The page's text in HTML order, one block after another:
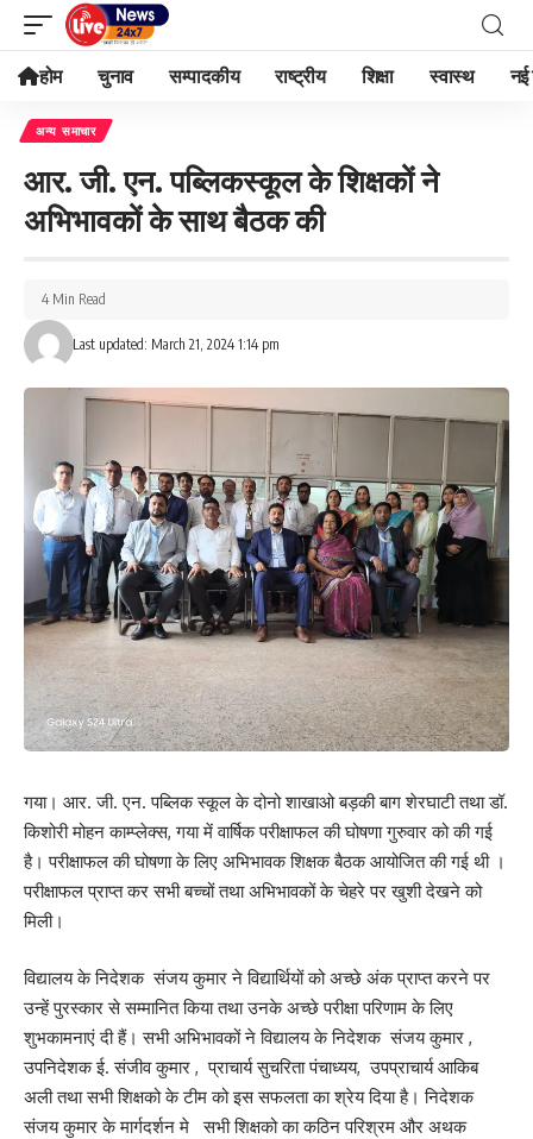
होम चुनाव सम्पादकीय राष्ट्रीय शिक्षा स्वास्थ नई
अन्य समाचार
आर. जी. एन. पब्लिकस्कूल के शिक्षकों ने
अभिभावकों के साथ बैठक की
Last updated: March 21, 2024 1:14 pm
4 Min Read
गया। आर. जी. एन. पब्लिक स्कूल के दोनो शाखाओ बड़की बाग शेरघाटी तथा डॉ.
किशोरी मोहन काम्प्लेक्स, गया में वार्षिक परीक्षाफल की घोषणा गुरुवार को की गई
है। परीक्षाफल की घोषणा के लिए अभिभावक शिक्षक बैठक आयोजित की गई थी ।
परीक्षाफल प्राप्त कर सभी बच्चों तथा अभिभावकों के चेहरे पर खुशी देखने को
मिली।
विद्यालय के निदेशक संजय कुमार ने विद्यार्थियों को अच्छे अंक प्राप्त करने पर
उन्हें पुरस्कार से सम्मानित किया तथा उनके अच्छे परीक्षा परिणाम के लिए
शुभकामनाएं दी हैं। सभी अभिभावकों ने विद्यालय के निदेशक संजय कुमार ,
उपनिदेशक ई. संजीव कुमार , प्राचार्य सुचरिता पंचाध्यय, उपप्राचार्य आकिब
अली तथा सभी शिक्षको के टीम को इस सफलता का श्रेय दिया है। निदेशक
संजय कुमार के मार्गदर्शन मे सभी शिक्षको का कठिन परिश्रम और अथक